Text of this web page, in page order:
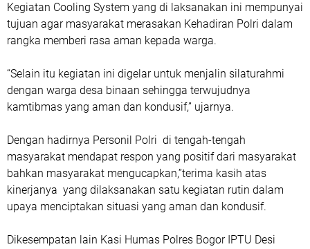
Kegiatan Cooling System yang di laksanakan ini mempunyai
tujuan agar masyarakat merasakan Kehadiran Polri dalam
rangka memberi rasa aman kepada warga.
“Selain itu kegiatan ini digelar untuk menjalin silaturahmi
dengan warga desa binaan sehingga terwujudnya
kamtibmas yang aman dan kondusif,” ujarnya.
Dengan hadirnya Personil Polri di tengah-tengah
masyarakat mendapat respon yang positif dari masyarakat
bahkan masyarakat mengucapkan,”terima kasih atas
kinerjanya yang dilaksanakan satu kegiatan rutin dalam
upaya menciptakan situasi yang aman dan kondusif.
Dikesempatan lain Kasi Humas Polres Bogor IPTU Desi